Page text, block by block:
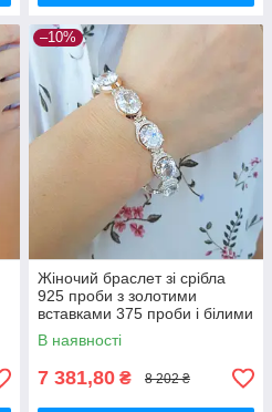
–10%
Жіночий браслет зі срібла
925 проби з золотими
вставками 375 проби і білими
фіанітами
В наявності
7 381,80 ₴ 8 202 ₴